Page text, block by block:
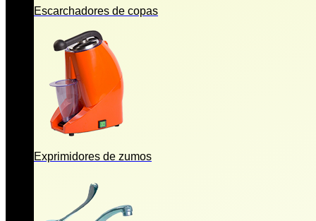
Escarchadores de copas
Exprimidores de zumos